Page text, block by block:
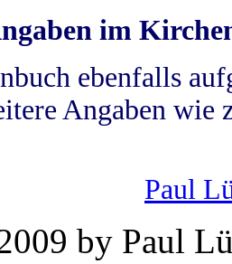
im
ebenfalls
Angaben wie
Paul
by Paul